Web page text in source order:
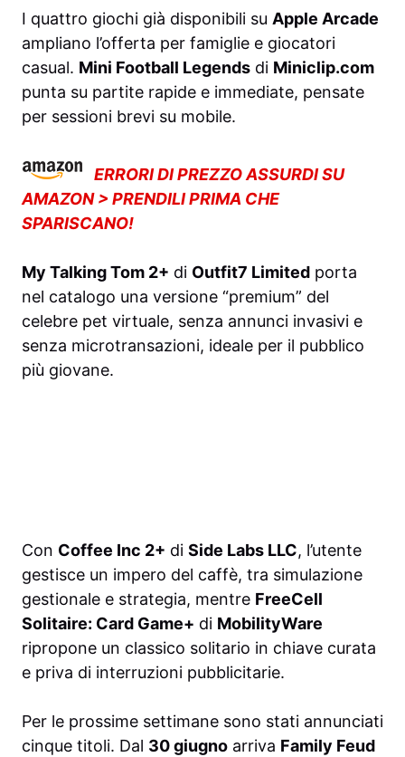
I quattro giochi già disponibili su Apple Arcade
ampliano l’offerta per famiglie e giocatori
casual. Mini Football Legends di Miniclip.com
punta su partite rapide e immediate, pensate
per sessioni brevi su mobile.
ERRORI DI PREZZO ASSURDI SU
AMAZON > PRENDILI PRIMA CHE
SPARISCANO!
My Talking Tom 2+ di Outfit7 Limited porta
nel catalogo una versione “premium” del
celebre pet virtuale, senza annunci invasivi e
senza microtransazioni, ideale per il pubblico
più giovane.
Con Coffee Inc 2+ di Side Labs LLC, l’utente
gestisce un impero del caffè, tra simulazione
gestionale e strategia, mentre FreeCell
Solitaire: Card Game+ di MobilityWare
ripropone un classico solitario in chiave curata
e priva di interruzioni pubblicitarie.
Per le prossime settimane sono stati annunciati
cinque titoli. Dal 30 giugno arriva Family Feud